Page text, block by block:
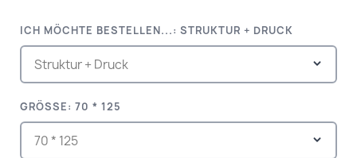
ICH MÖCHTE BESTELLEN...: STRUKTUR + DRUCK
GRÖSSE: 70 * 125